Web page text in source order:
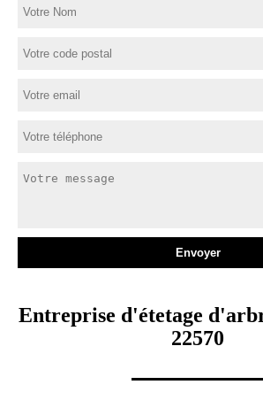
Entreprise d'étetage
22570